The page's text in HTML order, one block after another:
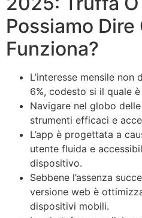
Possiamo Dire
Funziona?
L’interesse mensile
6%, codesto si il quale
Navigare nel globo
strumenti efficaci e
L’app è progettata a
utente fluida e
dispositivo.
Sebbene l’assenza
versione web è
dispositivi mobili.